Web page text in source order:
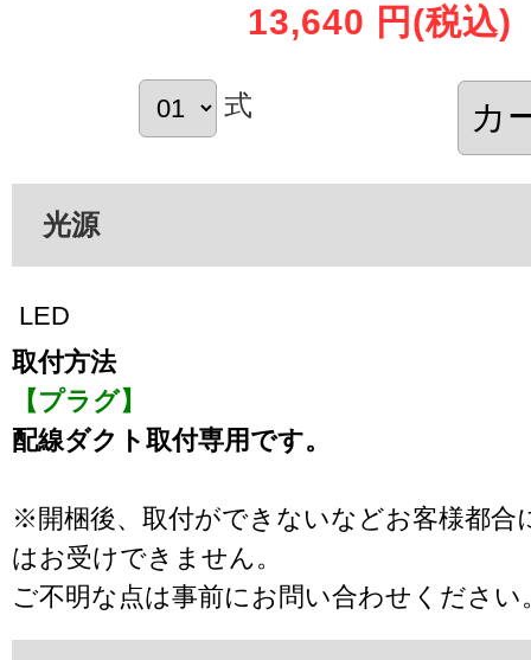
13,640 円 (税込)
式
光源
LED
取付方法
【プラグ】
配線ダクト取付専用です。
※開梱後、取付ができないなどお客様都合
はお受けできません。
ご不明な点は事前にお問い合わせください